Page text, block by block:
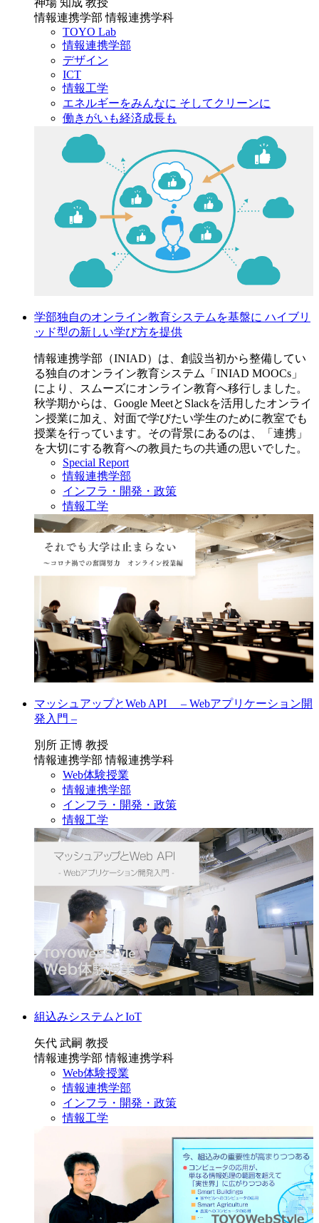
情報連携学部 情報連携学科
TOYO Lab
情報連携学部
デザイン
ICT
情報工学
エネルギーをみんなに そしてクリーンに
働きがいも経済成長も
学部独自のオンライン教育システムを基盤に ハイブリ
ッド型の新しい学び方を提供
情報連携学部（INIAD）は、創設当初から整備してい
る独自のオンライン教育システム「INIAD MOOCs」
により、スムーズにオンライン教育へ移行しました。
秋学期からは、Google MeetとSlackを活用したオンライ
ン授業に加え、対面で学びたい学生のために教室でも
授業を行っています。その背景にあるのは、「連携」
を大切にする教育への教員たちの共通の思いでした。
Special Report
情報連携学部
インフラ・開発・政策
情報工学
マッシュアップとWeb API – Webアプリケーション開
発入門 –
別所 正博 教授
情報連携学部 情報連携学科
Web体験授業
情報連携学部
インフラ・開発・政策
情報工学
組込みシステムとIoT
矢代 武嗣 教授
情報連携学部 情報連携学科
Web体験授業
情報連携学部
インフラ・開発・政策
情報工学